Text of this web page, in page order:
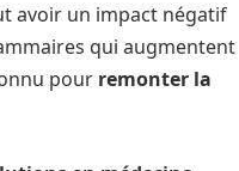
avoir un impact négatif
qui augmentent
pour remonter la